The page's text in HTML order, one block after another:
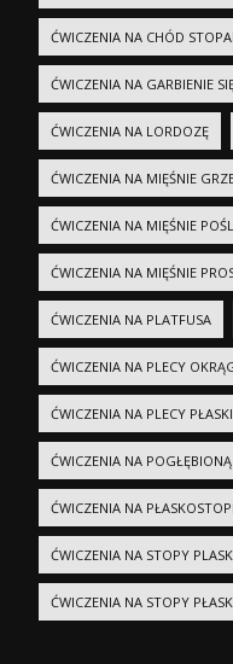
ĆWICZENIA NA CHÓD
ĆWICZENIA NA GARBIENIE
ĆWICZENIA NA LORDOZĘ
ĆWICZENIA NA MIĘŚNIE
ĆWICZENIA NA MIĘŚNIE
ĆWICZENIA NA MIĘŚNIE
ĆWICZENIA NA PLATFUSA
ĆWICZENIA NA PLECY
ĆWICZENIA NA PLECY
ĆWICZENIA NA
ĆWICZENIA NA
ĆWICZENIA NA STOPY
ĆWICZENIA NA STOPY